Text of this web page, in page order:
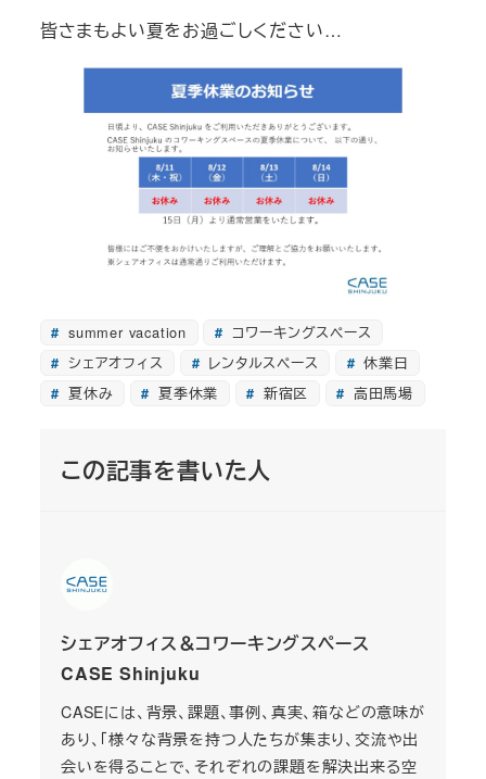
皆さまもよい夏をお過ごしください…
summer vacation
コワーキングスペース
シェアオフィス
レンタルスペース
休業日
夏休み
夏季休業 新宿区 高田馬場
この記事を書いた人
シェアオフィス＆コワーキングスペース
CASE Shinjuku
CASEには、背景、課題、事例、真実、箱などの意味が
あり、「様々な背景を持つ人たちが集まり、交流や出
会いを得ることで、それぞれの課題を解決出来る空